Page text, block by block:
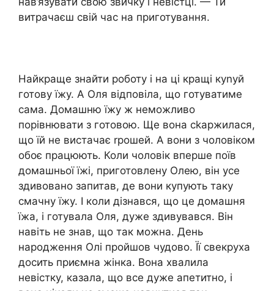
витрачаєш свій час на приготування.
Найкраще знайти роботу і на ці кращі куnуй
готову їжу. А Оля відповіла, що готуватиме
сама. Домашню їжу ж неможливо
порівнювати з готовою. Ще вона сkаржилася,
що їй не вистачає rрошей. А вони з чоловіком
обоє працюють. Коли чоловік вперше поїв
домашньої їжі, приготовлену Олею, він усе
здивовано запитав, де вони купують таку
смачну їжу. І коли дізнався, що це домашня
їжа, і готувала Оля, дуже здивувався. Він
навіть не знав, що так можна. День
народження Олі пройшов чудово. Її свекруха
досить приємна жінка. Вона хвалила
невістку, казала, що все дуже апетитно, і